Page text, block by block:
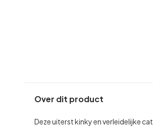
Over dit product
Deze uiterst kinky en verleidelijke